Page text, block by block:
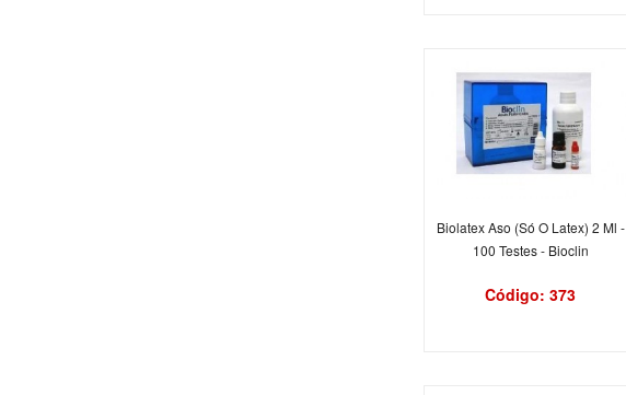
Biolatex Aso (Só O Latex) 2 Ml -
100 Testes - Bioclin
Código: 373